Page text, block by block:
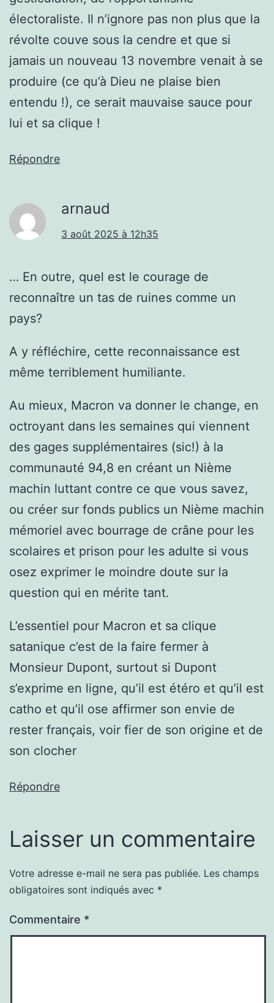
électoraliste. Il n’ignore pas non plus que la
révolte couve sous la cendre et que si
jamais un nouveau 13 novembre venait à se
produire (ce qu’à Dieu ne plaise bien
entendu !), ce serait mauvaise sauce pour
lui et sa clique !
Répondre
arnaud
3 août 2025 à 12h35
… En outre, quel est le courage de
reconnaître un tas de ruines comme un
pays?
A y réfléchire, cette reconnaissance est
même terriblement humiliante.
Au mieux, Macron va donner le change, en
octroyant dans les semaines qui viennent
des gages supplémentaires (sic!) à la
communauté 94,8 en créant un Nième
machin luttant contre ce que vous savez,
ou créer sur fonds publics un Nième machin
mémoriel avec bourrage de crâne pour les
scolaires et prison pour les adulte si vous
osez exprimer le moindre doute sur la
question qui en mérite tant.
L’essentiel pour Macron et sa clique
satanique c’est de la faire fermer à
Monsieur Dupont, surtout si Dupont
s’exprime en ligne, qu’il est étéro et qu’il est
catho et qu’il ose affirmer son envie de
rester français, voir fier de son origine et de
son clocher
Répondre
Laisser un commentaire
Votre adresse e-mail ne sera pas publiée. Les champs
obligatoires sont indiqués avec *
Commentaire *